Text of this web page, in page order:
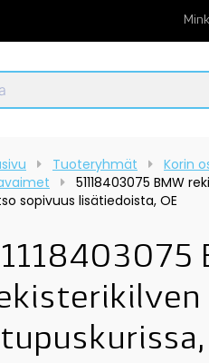
Tuoteryhmät
Korin
51118403075 BMW
sopivuus lisätiedoista, OE